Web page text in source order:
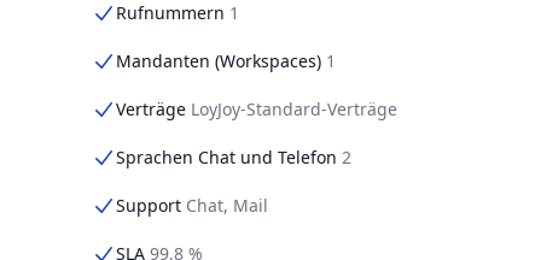
Rufnummern 1
Mandanten (Workspaces) 1
Verträge LoyJoy-Standard-Verträge
Sprachen Chat und Telefon 2
Support Chat, Mail
SLA 99,8 %